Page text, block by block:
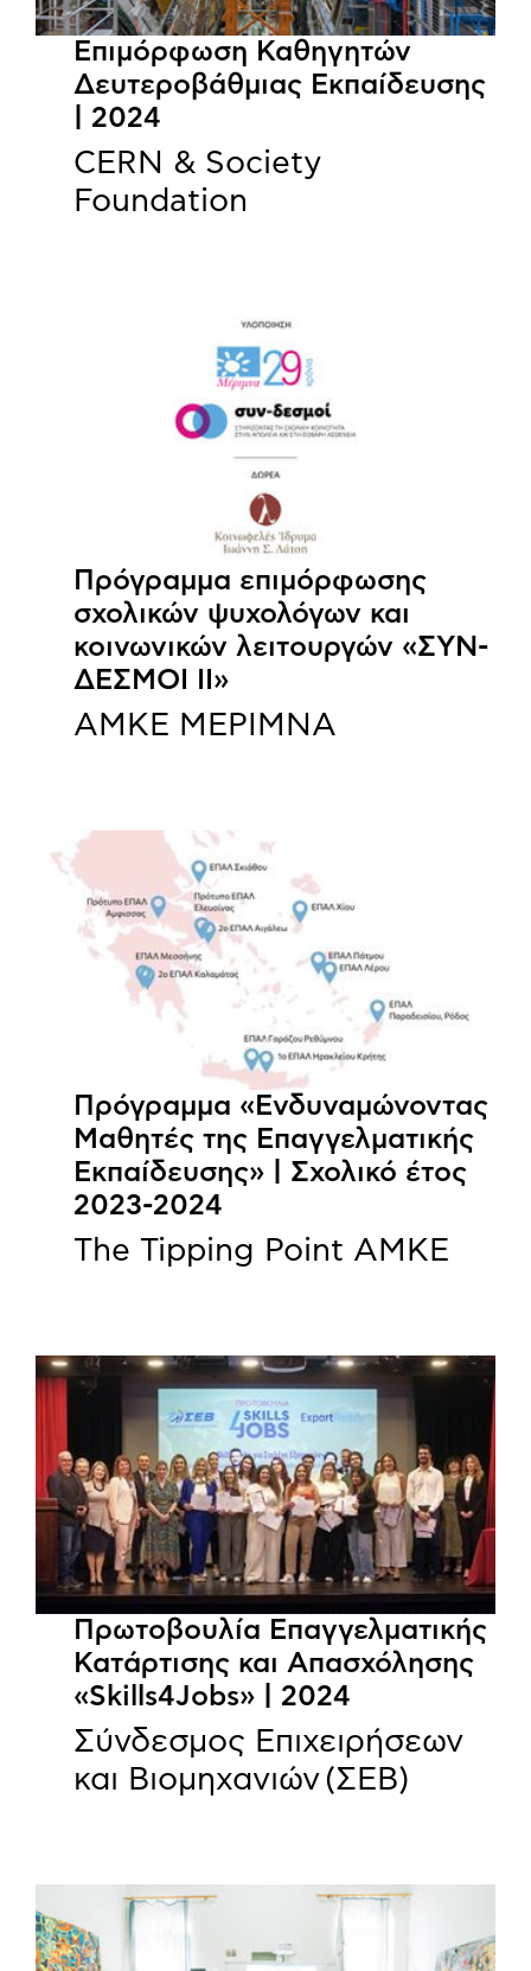
Επιμόρφωση Καθηγητών
Δευτεροβάθμιας Εκπαίδευσης
| 2024
CERN & Society
Foundation
Πρόγραμμα επιμόρφωσης
σχολικών ψυχολόγων και
κοινωνικών λειτουργών «ΣΥΝ-
ΔΕΣΜΟΙ ΙΙ»
ΑΜΚΕ ΜΕΡΙΜΝΑ
Πρόγραμμα «Ενδυναμώνοντας
Μαθητές της Επαγγελματικής
Εκπαίδευσης» | Σχολικό έτος
2023-2024
The Tipping Point ΑΜΚΕ
Πρωτοβουλία Επαγγελματικής
Κατάρτισης και Απασχόλησης
«Skills4Jobs» | 2024
Σύνδεσμος Επιχειρήσεων
και Βιομηχανιών (ΣΕΒ)